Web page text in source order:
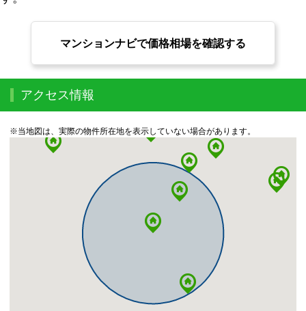
マンションナビで価格相場を確認する
アクセス情報
※当地図は、実際の物件所在地を表示していない場合があります。